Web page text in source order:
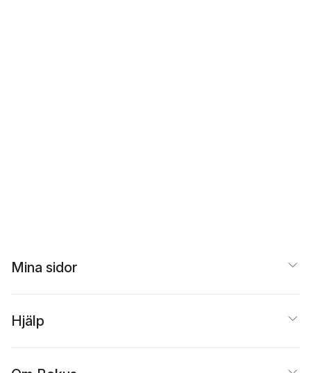
Mina sidor
Hjälp